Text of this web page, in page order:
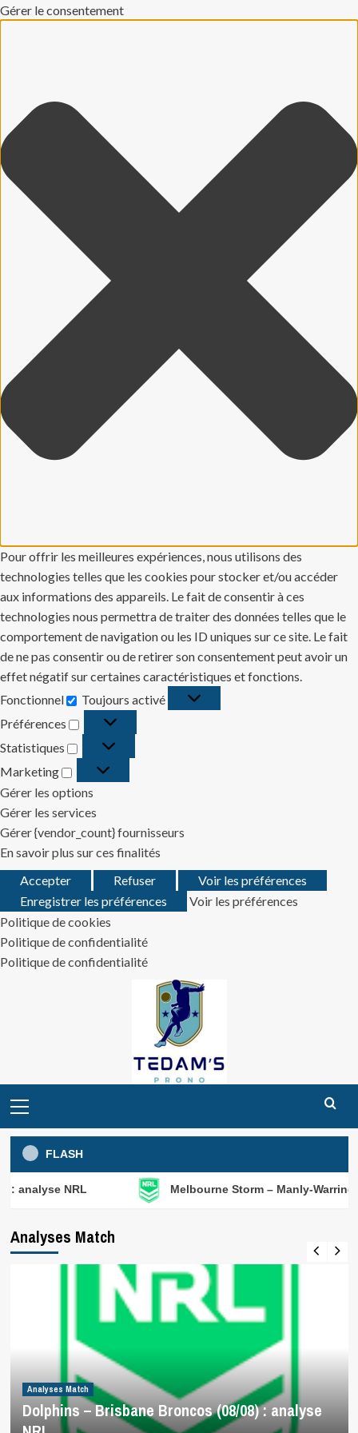
Gérer le consentement
Pour offrir les meilleures expériences, nous utilisons des
technologies telles que les cookies pour stocker et/ou accéder
aux informations des appareils. Le fait de consentir à ces
technologies nous permettra de traiter des données telles que le
comportement de navigation ou les ID uniques sur ce site. Le fait
de ne pas consentir ou de retirer son consentement peut avoir un
effet négatif sur certaines caractéristiques et fonctions.
Fonctionnel
Fonctionnel
Toujours activé
Préférences
Préférences
Statistiques
Statistiques
Marketing
Marketing
Gérer les options
Gérer les services
Gérer {vendor_count} fournisseurs
En savoir plus sur ces finalités
Accepter
Refuser
Voir les préférences
Enregistrer les préférences
Voir les préférences
Politique de cookies
Politique de confidentialité
Politique de confidentialité
Menu
FLASH
Melbourne Storm – Manly-Warringah Sea
Analyses Match
Analyses Match
Dolphins – Brisbane Broncos (08/08) : analyse